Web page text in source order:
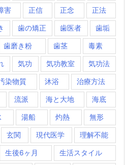
害 正信 正念 正法
歯の矯正 歯医者 歯垢
歯磨き粉 歯茎 毒素
気功 気功教室 気功法
染物質 沐浴 治療方法
流派 海と大地 海底
湯船 灼熱 無形
玄関 現代医学 理解不能
生後6ヶ月 生活スタイル